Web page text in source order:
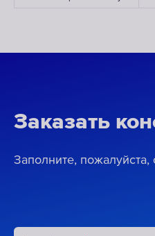
Заказать
Заполните,